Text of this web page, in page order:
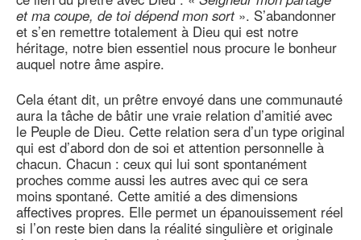
et ma coupe, de toi dépend mon sort». S’abandonner
et s’en remettre totalement à Dieu qui est notre
héritage, notre bien essentiel nous procure le bonheur
auquel notre âme aspire.
Cela étant dit, un prêtre envoyé dans une communauté
aura la tâche de bâtir une vraie relation d’amitié avec
le Peuple de Dieu. Cette relation sera d’un type original
qui est d’abord don de soi et attention personnelle à
chacun. Chacun : ceux qui lui sont spontanément
proches comme aussi les autres avec qui ce sera
moins spontané. Cette amitié a des dimensions
affectives propres. Elle permet un épanouissement réel
si l’on reste bien dans la réalité singulière et originale